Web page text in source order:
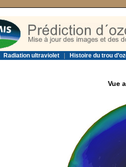
Radiation ultraviolet Histoire du trou
Vue